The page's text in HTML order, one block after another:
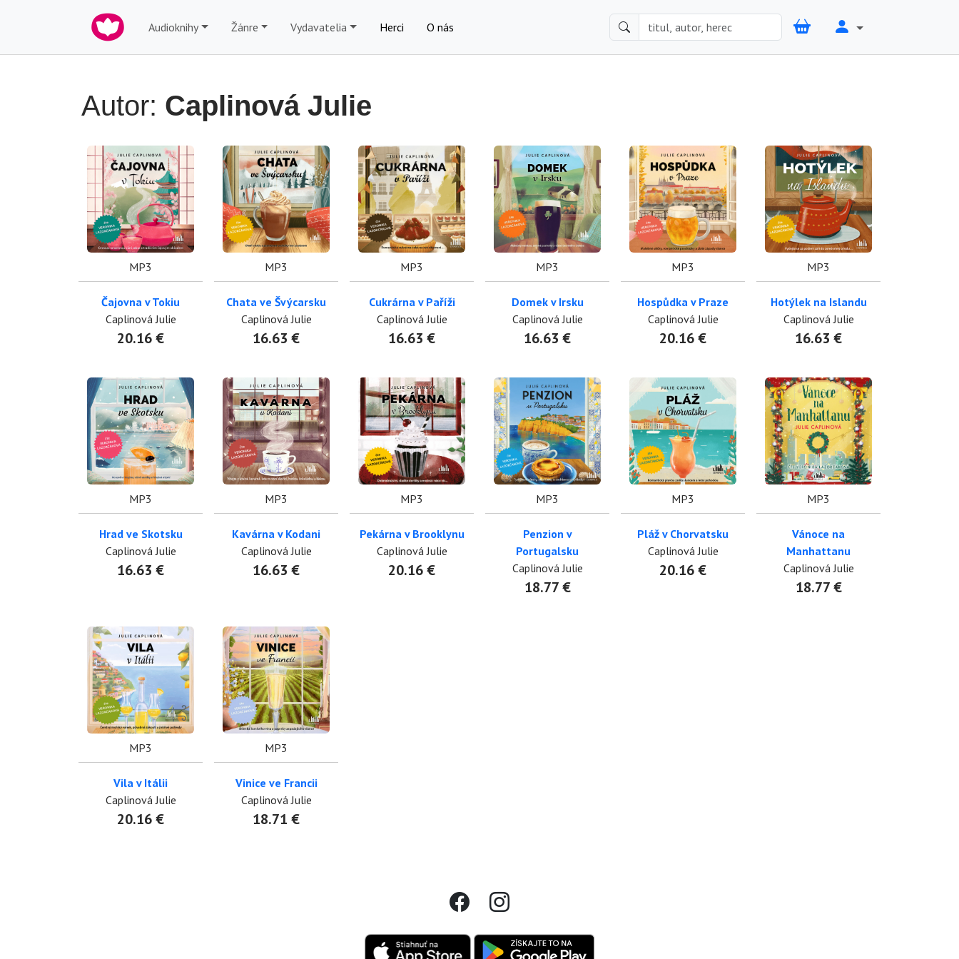
Audioknihy Žánre Vydavatelia Herci O nás
Autor: Caplinová Julie
MP3
Čajovna v Tokiu
Caplinová Julie
20.16 €
MP3
Chata ve Švýcarsku
Caplinová Julie
16.63 €
MP3
Cukrárna v Paříži
Caplinová Julie
16.63 €
MP3
Domek v Irsku
Caplinová Julie
16.63 €
MP3
Hospůdka v Praze
Caplinová Julie
20.16 €
MP3
Hotýlek na Islandu
Caplinová Julie
16.63 €
MP3
Hrad ve Skotsku
Caplinová Julie
16.63 €
MP3
Kavárna v Kodani
Caplinová Julie
16.63 €
MP3
Pekárna v Brooklynu
Caplinová Julie
20.16 €
MP3
Penzion v
Portugalsku
Caplinová Julie
18.77 €
MP3
Pláž v Chorvatsku
Caplinová Julie
20.16 €
MP3
Vánoce na
Manhattanu
Caplinová Julie
18.77 €
MP3
Vila v Itálii
Caplinová Julie
20.16 €
MP3
Vinice ve Francii
Caplinová Julie
18.71 €